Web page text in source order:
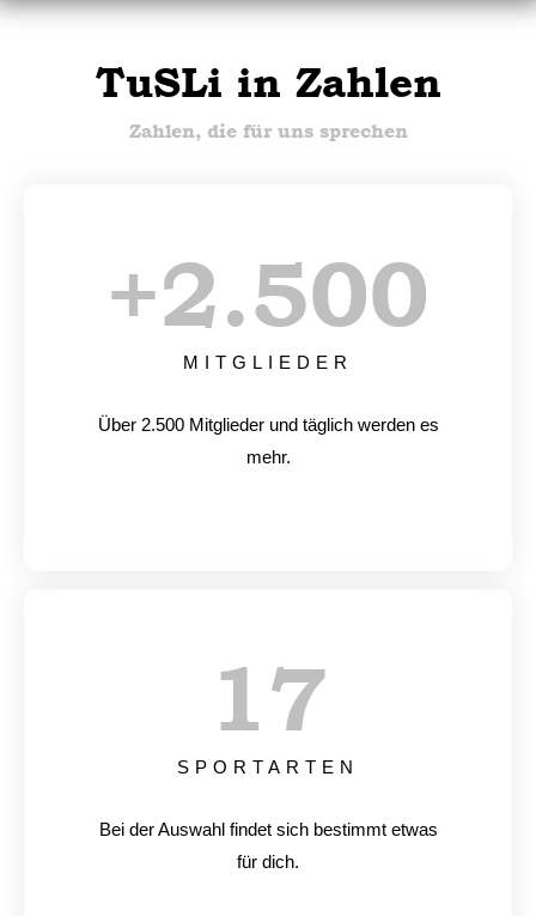
TuSLi in Zahlen
Zahlen, die für uns sprechen
MITGLIEDER
+2.500
Über 2.500 Mitglieder und täglich werden es
mehr.
SPORTARTEN
17
Bei der Auswahl findet sich bestimmt etwas
für dich.